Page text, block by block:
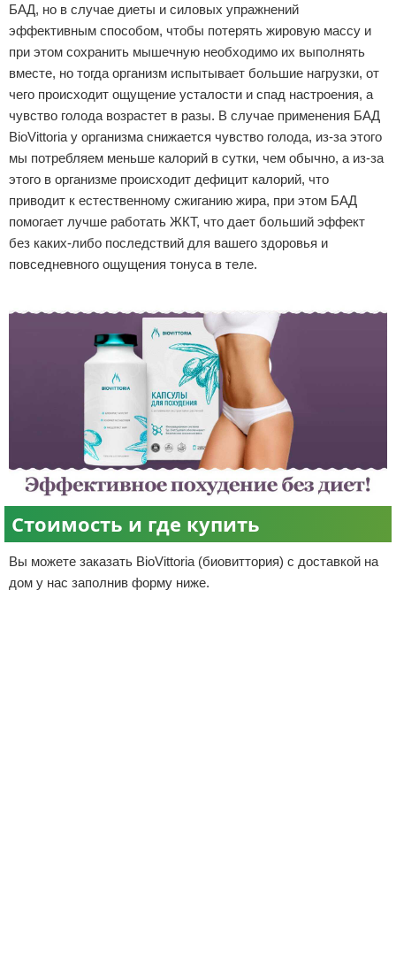
БАД, но в случае диеты и силовых упражнений
эффективным способом, чтобы потерять жировую массу и
при этом сохранить мышечную необходимо их выполнять
вместе, но тогда организм испытывает большие нагрузки, от
чего происходит ощущение усталости и спад настроения, а
чувство голода возрастет в разы. В случае применения БАД
BioVittoria у организма снижается чувство голода, из-за этого
мы потребляем меньше калорий в сутки, чем обычно, а из-за
этого в организме происходит дефицит калорий, что
приводит к естественному сжиганию жира, при этом БАД
помогает лучше работать ЖКТ, что дает больший эффект
без каких-либо последствий для вашего здоровья и
повседневного ощущения тонуса в теле.
Стоимость и где купить
Вы можете заказать BioVittoria (биовиттория) с доставкой на
дом у нас заполнив форму ниже.